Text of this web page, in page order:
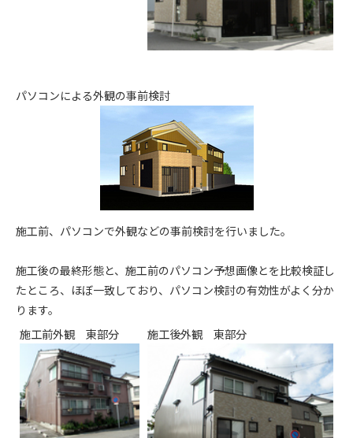
パソコンによる外観の事前検討
施工前、パソコンで外観などの事前検討を行いました。
施工後の最終形態と、施工前のパソコン予想画像とを比較検証し
たところ、ほぼ一致しており、パソコン検討の有効性がよく分か
ります。
施工前外観 東部分 施工後外観 東部分